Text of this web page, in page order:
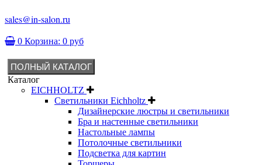
sales@in-salon.ru
0 Корзина: 0 руб
ПОЛНЫЙ КАТАЛОГ
Каталог
EICHHOLTZ
Светильники Eichholtz
Дизайнерские люстры и светильники
Бра и настенные светильники
Настольные лампы
Потолочные светильники
Подсветка для картин